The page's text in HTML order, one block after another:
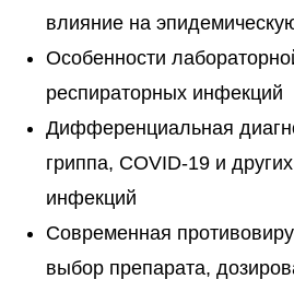
влияние на
Особенности
респираторных инфекций
Дифференциальная
гриппа, COVID-19 и
инфекций
Современная
выбор препарата,